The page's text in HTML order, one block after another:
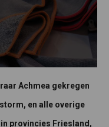
Achmea gekregen
en alle overige
provincies Friesland,